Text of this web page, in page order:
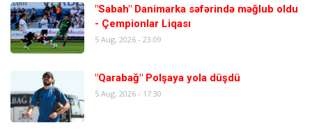
"Sabah" Danimarka səfərində məğlub oldu
- Çempionlar Liqası
5 Aug, 2026 - 23:09
"Qarabağ" Polşaya yola düşdü
5 Aug, 2026 - 17:30